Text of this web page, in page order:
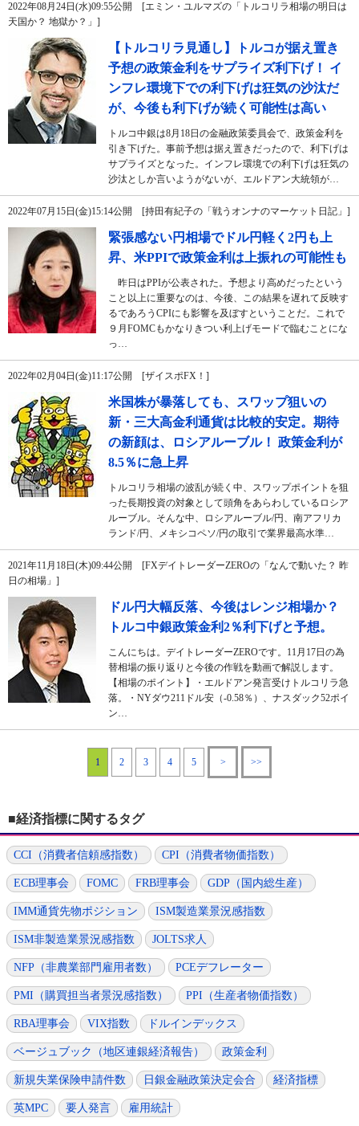
2022年08月24日(水)09:55公開 [エミン・ユルマズの「トルコリラ相場の明日は
天国か？ 地獄か？」]
【トルコリラ見通し】トルコが据え置き
予想の政策金利をサプライズ利下げ！ イ
ンフレ環境下での利下げは狂気の沙汰だ
が、今後も利下げが続く可能性は高い
トルコ中銀は8月18日の金融政策委員会で、政策金利を
引き下げた。事前予想は据え置きだったので、利下げは
サプライズとなった。インフレ環境での利下げは狂気の
沙汰としか言いようがないが、エルドアン大統領が…
2022年07月15日(金)15:14公開 [持田有紀子の「戦うオンナのマーケット日記」]
緊張感ない円相場でドル円軽く2円も上
昇、米PPIで政策金利は上振れの可能性も
昨日はPPIが公表された。予想より高めだったという
こと以上に重要なのは、今後、この結果を遅れて反映す
るであろうCPIにも影響を及ぼすということだ。これで
９月FOMCもかなりきつい利上げモードで臨むことにな
っ…
2022年02月04日(金)11:17公開 [ザイスポFX！]
米国株が暴落しても、スワップ狙いの
新・三大高金利通貨は比較的安定。期待
の新顔は、ロシアルーブル！ 政策金利が
8.5％に急上昇
トルコリラ相場の波乱が続く中、スワップポイントを狙
った長期投資の対象として頭角をあらわしているロシア
ルーブル。そんな中、ロシアルーブル/円、南アフリカ
ランド/円、メキシコペソ/円の取引で業界最高水準…
2021年11月18日(木)09:44公開 [FXデイトレーダーZEROの「なんで動いた？ 昨
日の相場」]
ドル円大幅反落、今後はレンジ相場か？
トルコ中銀政策金利2％利下げと予想。
こんにちは。デイトレーダーZEROです。11月17日の為
替相場の振り返りと今後の作戦を動画で解説します。
【相場のポイント】・エルドアン発言受けトルコリラ急
落。・NYダウ211ドル安（-0.58％）、ナスダック52ポイ
ン…
1 2 3 4 5 > >>
■経済指標に関するタグ
CCI（消費者信頼感指数） CPI（消費者物価指数）
ECB理事会 FOMC FRB理事会 GDP（国内総生産）
IMM通貨先物ポジション ISM製造業景況感指数
ISM非製造業景況感指数 JOLTS求人
NFP（非農業部門雇用者数） PCEデフレーター
PMI（購買担当者景況感指数） PPI（生産者物価指数）
RBA理事会 VIX指数 ドルインデックス
ベージュブック（地区連銀経済報告） 政策金利
新規失業保険申請件数 日銀金融政策決定会合 経済指標
英MPC 要人発言 雇用統計